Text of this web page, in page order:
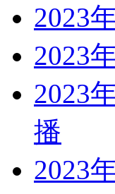
2023
2023
2023
播
2023